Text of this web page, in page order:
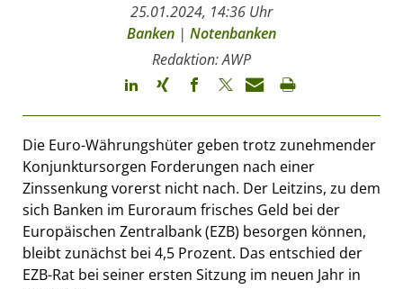
25.01.2024, 14:36 Uhr
Banken | Notenbanken
Redaktion: AWP
Die Euro-Währungshüter geben trotz zunehmender
Konjunktursorgen Forderungen nach einer
Zinssenkung vorerst nicht nach. Der Leitzins, zu dem
sich Banken im Euroraum frisches Geld bei der
Europäischen Zentralbank (EZB) besorgen können,
bleibt zunächst bei 4,5 Prozent. Das entschied der
EZB-Rat bei seiner ersten Sitzung im neuen Jahr in